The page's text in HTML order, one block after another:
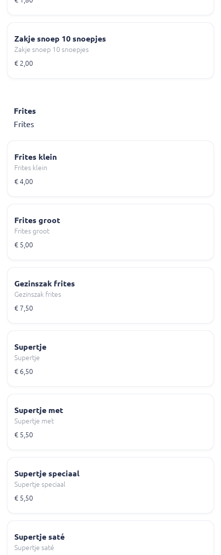
Zakje snoep 10 snoepjes
Zakje snoep 10 snoepjes
€ 2,00
Frites
Frites
Frites klein
Frites klein
€ 4,00
Frites groot
Frites groot
€ 5,00
Gezinszak frites
Gezinszak frites
€ 7,50
Supertje
Supertje
€ 6,50
Supertje met
Supertje met
€ 5,50
Supertje speciaal
Supertje speciaal
€ 5,50
Supertje saté
Supertje saté